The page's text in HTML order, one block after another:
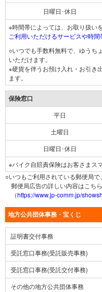
日曜日･休日
※時間帯によっては、お取り扱い
ご利用いただけるサービスや時
○いつでも手数料無料で、ゆうち
いただけます。
※硬貨を伴うお預け入れ・お引き
ます。
保険窓口
平日
土曜日
日曜日･休日
※バイク自賠責保険はお客さまス
○いつもご利用されている郵便局
郵便局広告の詳しい内容はこち
（https://www.jp-comm.jp/
地方公共団体事務・宝くじ
証明書交付事務
受託窓口事務(受託販売事務)
受託窓口事務(受託交付事務)
その他の地方公共団体事務